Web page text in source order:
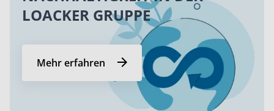
LOACKER GRUPPE
Mehr erfahren